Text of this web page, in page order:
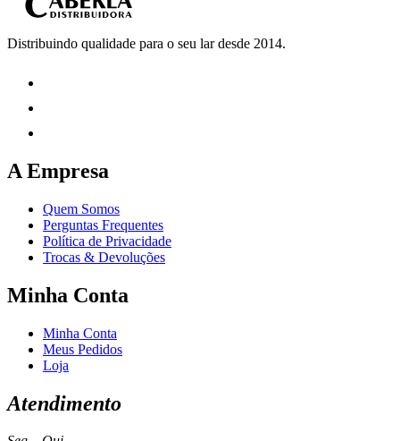
Distribuindo qualidade para o seu lar desde 2014.
A Empresa
Quem Somos
Perguntas Frequentes
Política de Privacidade
Trocas & Devoluções
Minha Conta
Minha Conta
Meus Pedidos
Loja
Atendimento